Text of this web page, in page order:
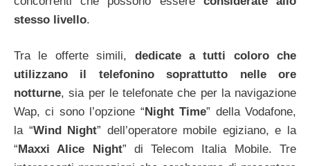
stesso livello.
Tra le offerte simili, dedicate a tutti coloro che
utilizzano il telefonino soprattutto nelle ore
notturne, sia per le telefonate che per la navigazione
Wap, ci sono l’opzione “ Night Time” della Vodafone,
la “Wind Night” dell’operatore mobile egiziano, e la
“ Maxxi Alice Night” di Telecom Italia Mobile. Tre